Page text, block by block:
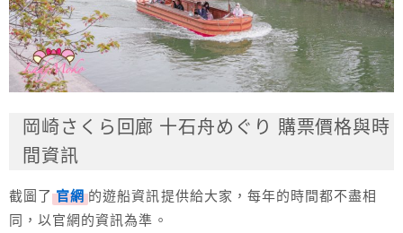
岡崎さくら回廊 十石舟めぐり 購票價格與時
間資訊
截圖了 官網 的遊船資訊提供給大家，每年的時間都不盡相
同，以官網的資訊為準。